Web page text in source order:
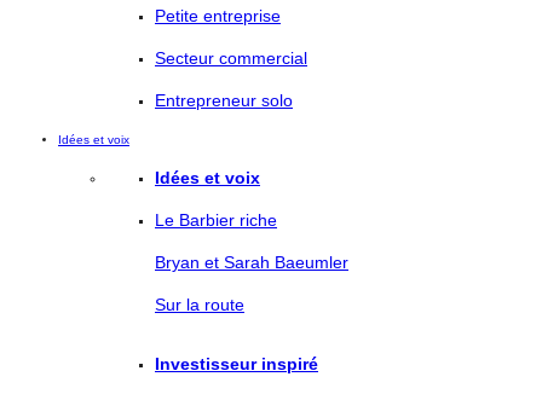
Petite entreprise
Secteur commercial
Entrepreneur solo
Idées et voix
Idées et voix
Le Barbier riche
Bryan et Sarah Baeumler
Sur la route
Investisseur inspiré